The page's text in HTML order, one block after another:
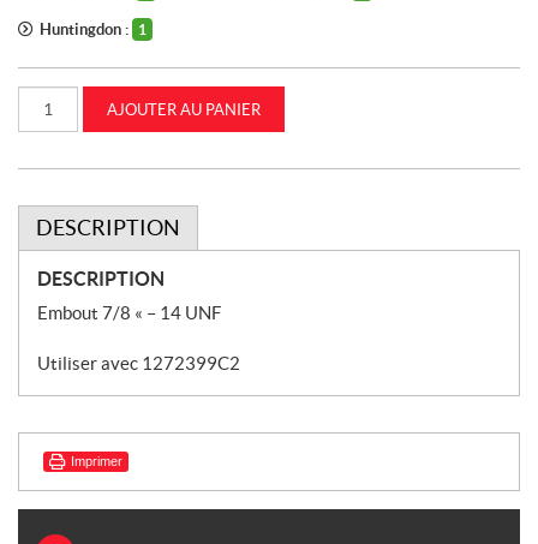
Huntingdon : 1
Coupleur
ISO
po
CASEIH
(1282338C91)
AJOUTER AU PANIER
DESCRIPTION
DESCRIPTION
Embout 7/8 « – 14 UNF
Utiliser avec 1272399C2
Imprimer